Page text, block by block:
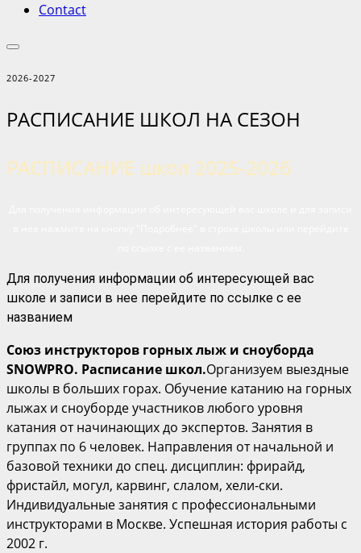
Contact
2026-2027
РАСПИСАНИЕ ШКОЛ НА СЕЗОН
РАСПИСАНИЕ школ 2025-2026
Для получения информации об интересующей вас
школе и записи в нее перейдите по ссылке с ее
названием
Союз инструкторов горных лыж и сноуборда
SNOWPRO. Расписание школ.Организуем выездные
школы в больших горах. Обучение катанию на горных
лыжах и сноуборде участников любого уровня
катания от начинающих до экспертов. Занятия в
группах по 6 человек. Направления от начальной и
базовой техники до спец. дисциплин: фрирайд,
фристайл, могул, карвинг, слалом, хели-ски.
Индивидуальные занятия с профессиональными
инструкторами в Москве. Успешная история работы с
2002 г.